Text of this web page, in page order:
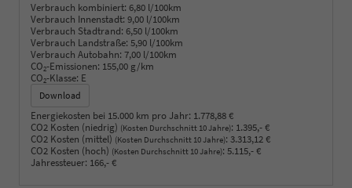
Verbrauch kombiniert: 6,80 l/100km
Verbrauch Innenstadt: 9,00 l/100km
Verbrauch Stadtrand: 6,50 l/100km
Verbrauch Landstraße: 5,90 l/100km
Verbrauch Autobahn: 7,00 l/100km
CO2-Emissionen: 155,00 g/km
CO2-Klasse: E
Download
Energiekosten bei 15.000 km pro Jahr: 1.778,88 €
CO2 Kosten (niedrig) (Kosten Durchschnitt 10 Jahre): 1.395,- €
CO2 Kosten (mittel) (Kosten Durchschnitt 10 Jahre): 3.313,12 €
CO2 Kosten (hoch) (Kosten Durchschnitt 10 Jahre): 5.115,- €
Jahressteuer: 166,- €